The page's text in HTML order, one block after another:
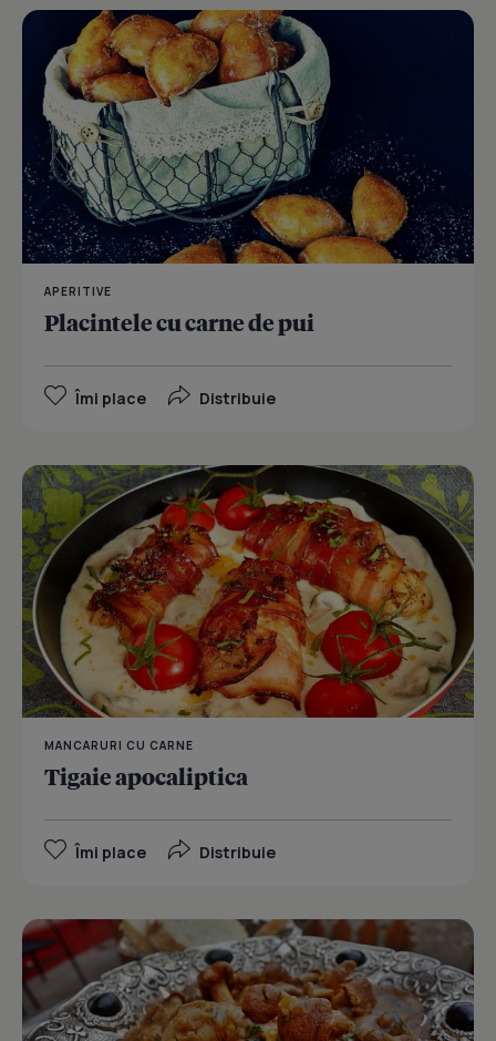
APERITIVE
Placintele cu carne de pui
Îmi place Distribuie
MANCARURI CU CARNE
Tigaie apocaliptica
Îmi place Distribuie